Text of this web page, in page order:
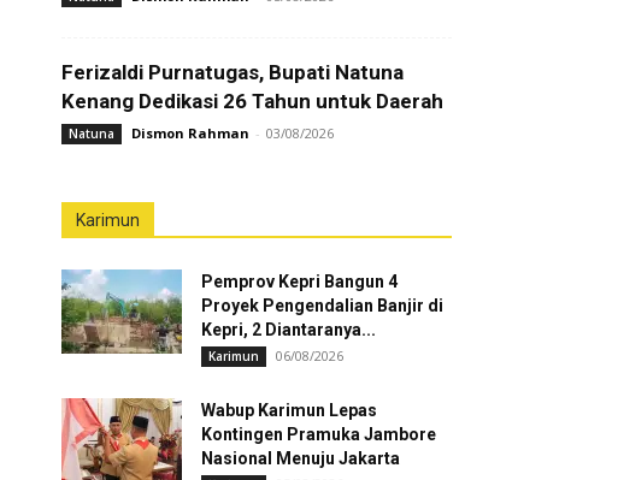
Ferizaldi Purnatugas, Bupati Natuna
Kenang Dedikasi 26 Tahun untuk Daerah
Natuna Dismon Rahman - 03/08/2026
Karimun
Pemprov Kepri Bangun 4
Proyek Pengendalian Banjir di
Kepri, 2 Diantaranya...
Karimun 06/08/2026
Wabup Karimun Lepas
Kontingen Pramuka Jambore
Nasional Menuju Jakarta